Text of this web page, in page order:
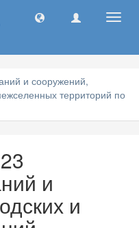
и сооружений,
территорий по
и
и